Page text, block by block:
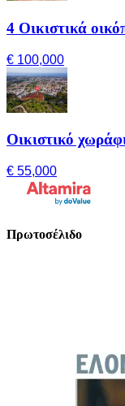
4 Οικιστικά
€ 100,000
Οικιστικό
€ 55,000
Πρωτοσέλιδο